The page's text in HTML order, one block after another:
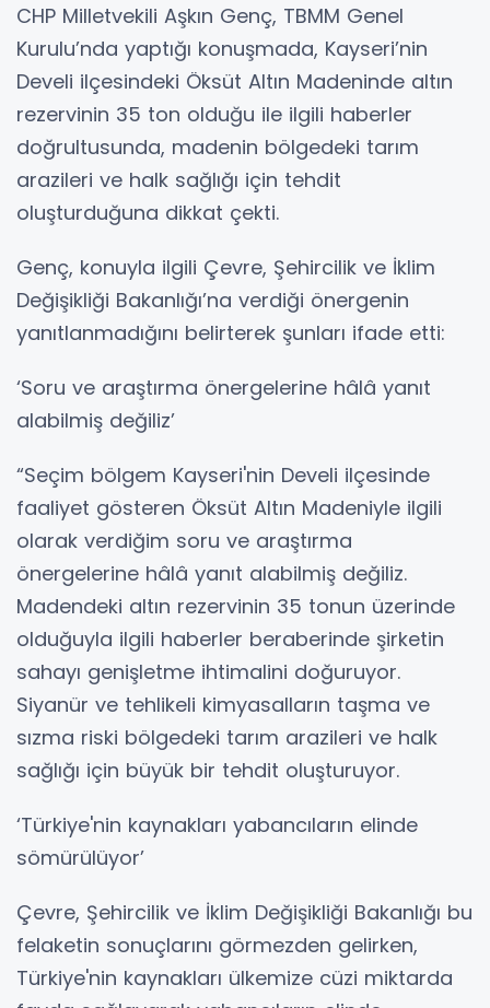
CHP Milletvekili Aşkın Genç, TBMM Genel
Kurulu’nda yaptığı konuşmada, Kayseri’nin
Develi ilçesindeki Öksüt Altın Madeninde altın
rezervinin 35 ton olduğu ile ilgili haberler
doğrultusunda, madenin bölgedeki tarım
arazileri ve halk sağlığı için tehdit
oluşturduğuna dikkat çekti.
Genç, konuyla ilgili Çevre, Şehircilik ve İklim
Değişikliği Bakanlığı’na verdiği önergenin
yanıtlanmadığını belirterek şunları ifade etti:
‘Soru ve araştırma önergelerine hâlâ yanıt
alabilmiş değiliz’
“Seçim bölgem Kayseri'nin Develi ilçesinde
faaliyet gösteren Öksüt Altın Madeniyle ilgili
olarak verdiğim soru ve araştırma
önergelerine hâlâ yanıt alabilmiş değiliz.
Madendeki altın rezervinin 35 tonun üzerinde
olduğuyla ilgili haberler beraberinde şirketin
sahayı genişletme ihtimalini doğuruyor.
Siyanür ve tehlikeli kimyasalların taşma ve
sızma riski bölgedeki tarım arazileri ve halk
sağlığı için büyük bir tehdit oluşturuyor.
‘Türkiye'nin kaynakları yabancıların elinde
sömürülüyor’
Çevre, Şehircilik ve İklim Değişikliği Bakanlığı bu
felaketin sonuçlarını görmezden gelirken,
Türkiye'nin kaynakları ülkemize cüzi miktarda